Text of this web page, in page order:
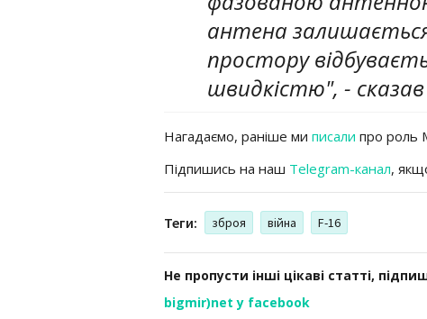
антена
простору
швидкістю", -
Нагадаємо, раніше ми писали про роль
Підпишись на наш Telegram-канал,
Теги: зброя війна F-16
Не пропусти інші цікаві статті,
bigmir)net у facebook